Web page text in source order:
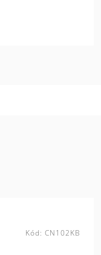
Kód: CN102KB